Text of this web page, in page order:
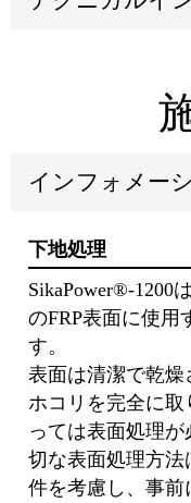
インフォメー
下地処理
SikaPower®-1200
のFRP表⾯に使⽤
す。
表⾯は清潔で乾燥
ホコリを完全に取
っては表⾯処理
切な表⾯処理⽅
件を考慮し、事